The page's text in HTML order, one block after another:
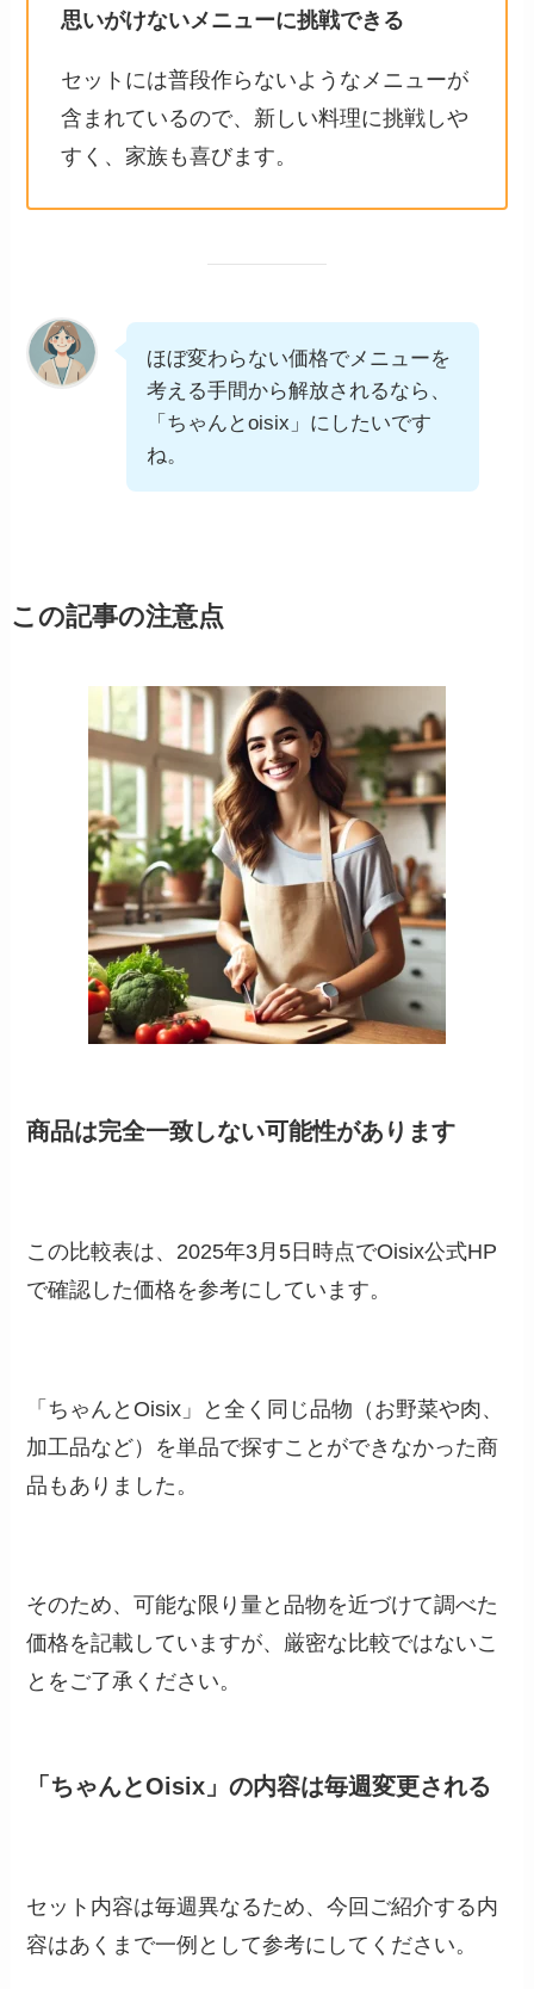
思いがけないメニューに挑戦できる
セットには普段作らないようなメニューが
含まれているので、新しい料理に挑戦しや
すく、家族も喜びます。
ほぼ変わらない価格でメニューを
考える手間から解放されるなら、
「ちゃんとoisix」にしたいです
ね。
この記事の注意点
商品は完全一致しない可能性があります
この比較表は、2025年3月5日時点でOisix公式HP
で確認した価格を参考にしています。
「ちゃんとOisix」と全く同じ品物（お野菜や肉、
加工品など）を単品で探すことができなかった商
品もありました。
そのため、可能な限り量と品物を近づけて調べた
価格を記載していますが、厳密な比較ではないこ
とをご了承ください。
「ちゃんとOisix」の内容は毎週変更される
セット内容は毎週異なるため、今回ご紹介する内
容はあくまで一例として参考にしてください。